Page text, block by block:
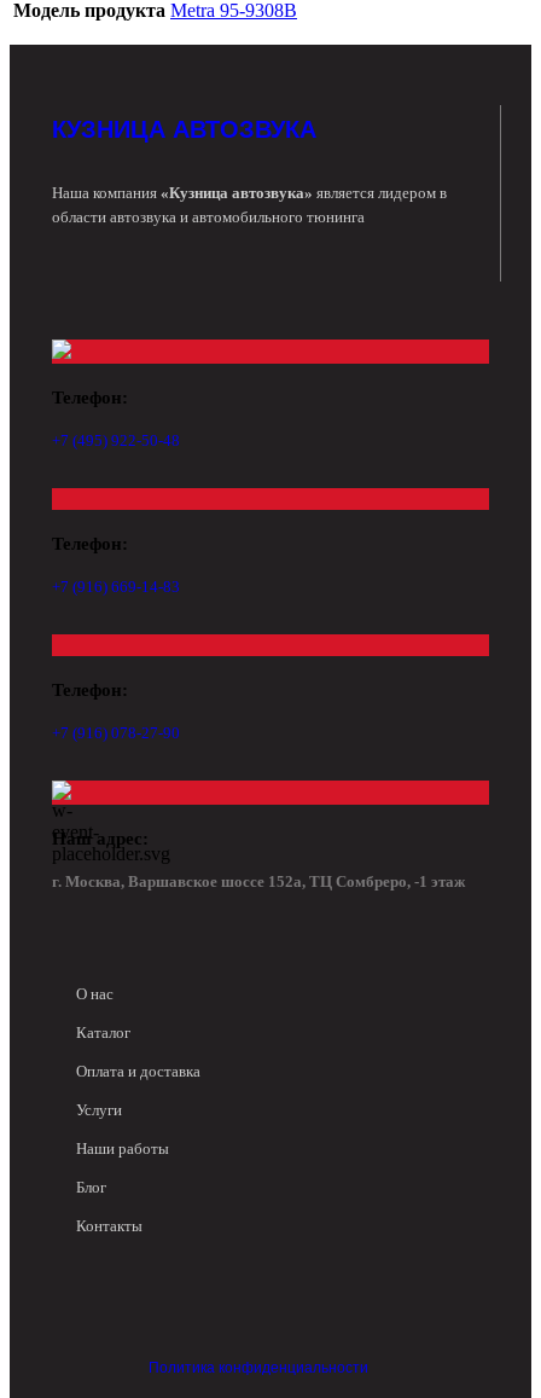
Модель продукта Metra 95-9308B
КУЗНИЦА АВТОЗВУКА
Наша компания «Кузница автозвука» является лидером в
области автозвука и автомобильного тюнинга
Телефон:
+7 (495) 922-50-48
Телефон:
+7 (916) 669-14-83
Телефон:
+7 (916) 078-27-90
Наш адрес:
г. Москва, Варшавское шоссе 152а, ТЦ Сомбреро, -1 этаж
О нас
Каталог
Оплата и доставка
Услуги
Наши работы
Блог
Контакты
Политика конфиденциальности